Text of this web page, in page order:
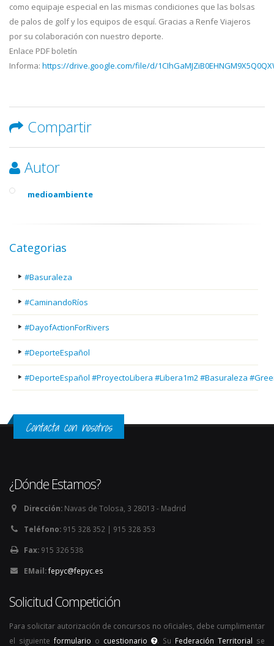
como equipaje especial en las mismas condiciones que las bolsas
de palos de golf y los equipos de esquí. Gracias a Renfe Viajeros
por su colaboración con nuestro deporte.
Enlace PDF boletín
Informa: https://drive.google.com/file/d/
Compartir
Autor
medioambiente
Categorias
#Basuraleza
#CaminandoRíos
#DayofActionForRivers
#DeporteEspañol
#DeporteEspañol #ProyectoLibera #Libera1m2 #Basuraleza
Contacta con nosotros
¿Dónde Estamos?
Dirección: Navas de Tolosa, 3 28013 - Madrid
Teléfono: 915 328 352 | 915 328 353
Fax: 915 326 538
EMail:fepyc@fepyc.es
Solicitud Competición
Para solicitar autorización de concursos no oficiales, debe cumplimentar
el siguiente formulario o cuestionario . Su Federación Territorial se